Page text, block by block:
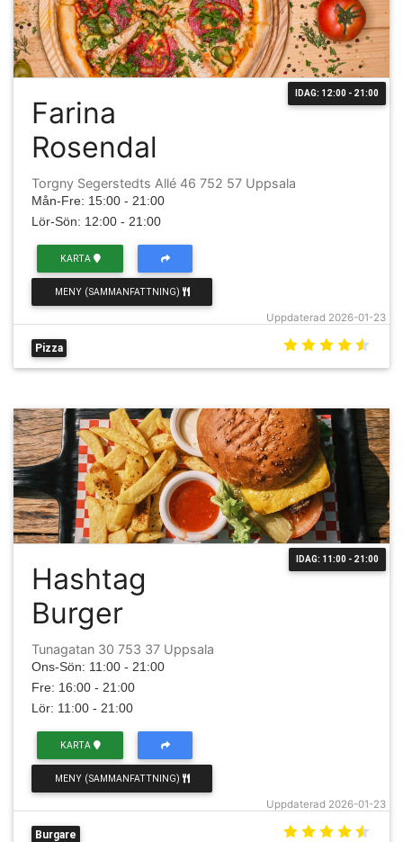
IDAG: 12:00 - 21:00
Farina
Rosendal
Torgny Segerstedts Allé 46 752 57 Uppsala
Mån-Fre: 15:00 - 21:00
Lör-Sön: 12:00 - 21:00
Uppdaterad 2026-01-23
KARTA
MENY (SAMMANFATTNING)
Pizza
IDAG: 11:00 - 21:00
Hashtag
Burger
Tunagatan 30 753 37 Uppsala
Ons-Sön: 11:00 - 21:00
Fre: 16:00 - 21:00
Lör: 11:00 - 21:00
Uppdaterad 2026-01-23
KARTA
MENY (SAMMANFATTNING)
Burgare